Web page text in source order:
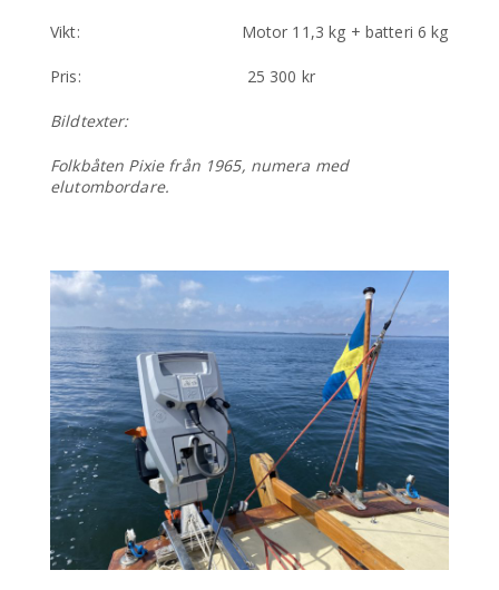
Vikt: Motor 11,3 kg + batteri 6 kg
Pris: 25 300 kr
Bildtexter:
Folkbåten Pixie från 1965, numera med
elutombordare.